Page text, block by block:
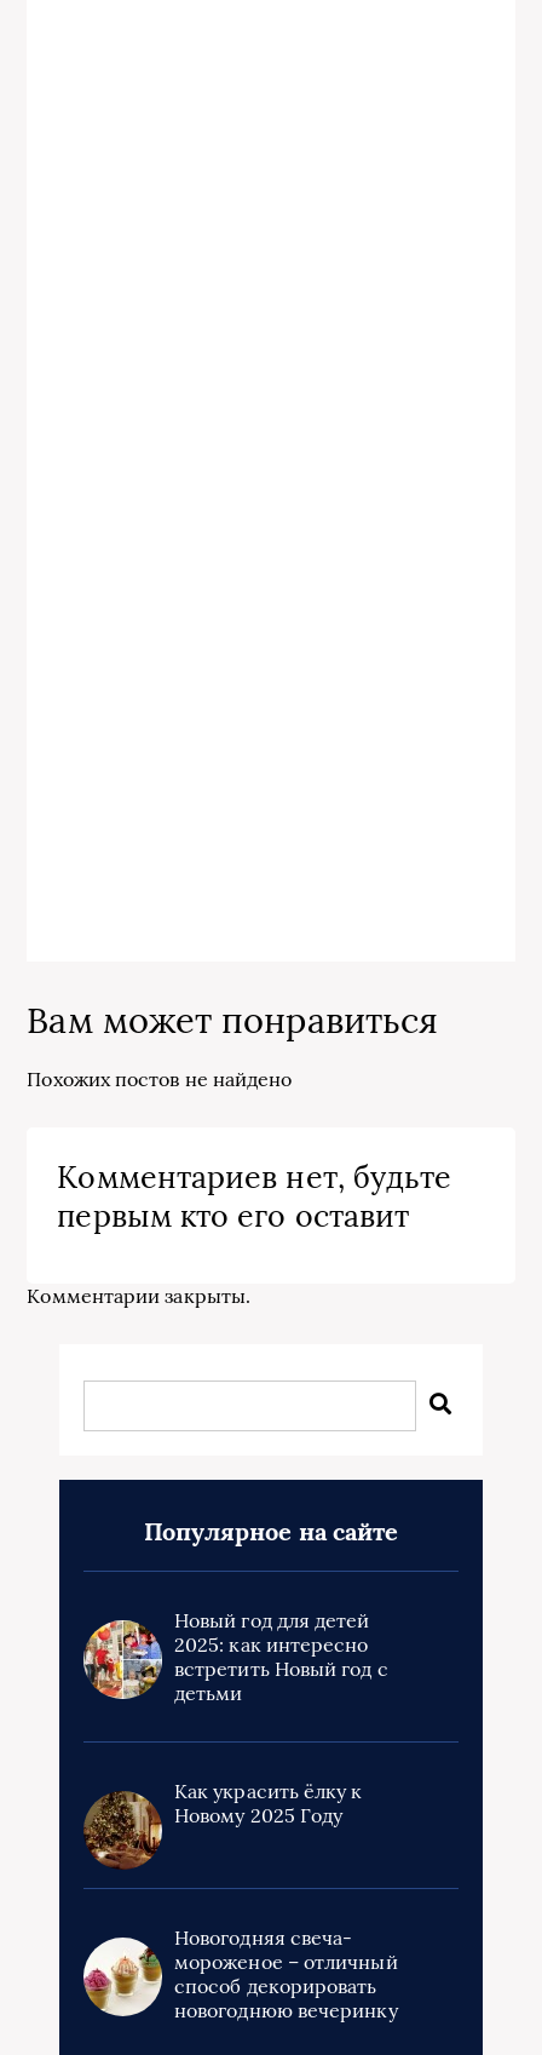
Вам может понравиться
Похожих постов не найдено
Комментариев нет, будьте
первым кто его оставит
Комментарии закрыты.
Популярное на сайте
Новый год для детей
2025: как интересно
встретить Новый год с
детьми
Как украсить ёлку к
Новому 2025 Году
Новогодняя свеча-
мороженое – отличный
способ декорировать
новогоднюю вечеринку